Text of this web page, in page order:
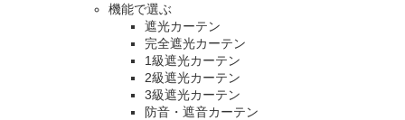
機能で選ぶ
遮光カーテン
完全遮光カーテン
1級遮光カーテン
2級遮光カーテン
3級遮光カーテン
防音・遮音カーテン